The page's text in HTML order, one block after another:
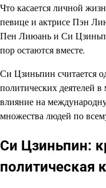
Что касается личной
певице и актрисе Пэн
Пен Лиюань и Си
пор остаются вместе.
Си Цзиньпин считается
политических деятелей
влияние на
множества людей по
Си Цзиньпин:
политическая